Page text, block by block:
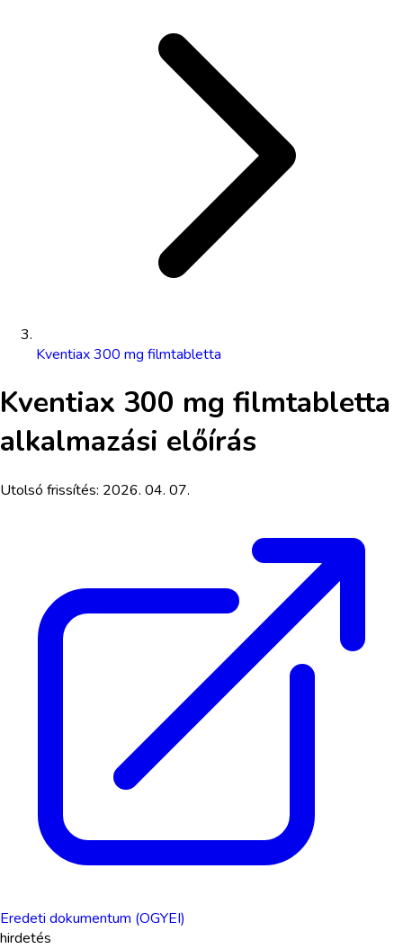
Kventiax 300 mg filmtabletta
Kventiax 300 mg filmtabletta
alkalmazási előírás
Utolsó frissítés: 2026. 04. 07.
Eredeti dokumentum (OGYEI)
hirdetés